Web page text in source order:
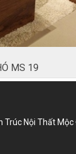
MS 19
Trúc Nội Thất